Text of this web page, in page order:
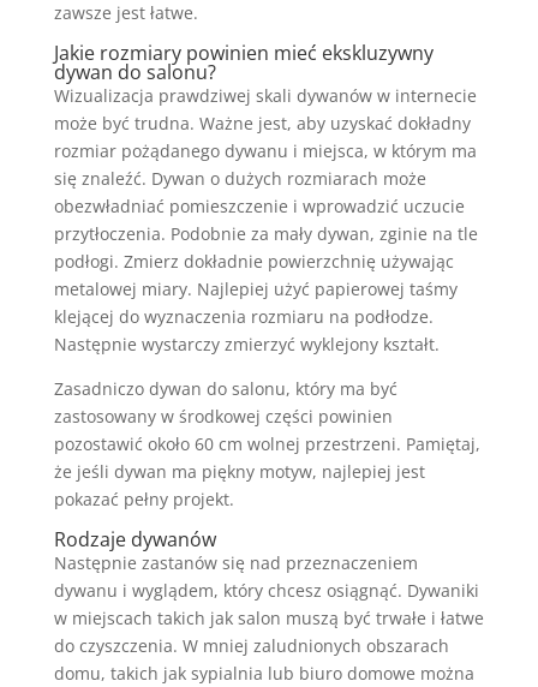
zawsze jest łatwe.
Jakie rozmiary powinien mieć ekskluzywny
dywan do salonu?
Wizualizacja prawdziwej skali dywanów w internecie
może być trudna. Ważne jest, aby uzyskać dokładny
rozmiar pożądanego dywanu i miejsca, w którym ma
się znaleźć. Dywan o dużych rozmiarach może
obezwładniać pomieszczenie i wprowadzić uczucie
przytłoczenia. Podobnie za mały dywan, zginie na tle
podłogi. Zmierz dokładnie powierzchnię używając
metalowej miary. Najlepiej użyć papierowej taśmy
klejącej do wyznaczenia rozmiaru na podłodze.
Następnie wystarczy zmierzyć wyklejony kształt.
Zasadniczo dywan do salonu, który ma być
zastosowany w środkowej części powinien
pozostawić około 60 cm wolnej przestrzeni. Pamiętaj,
że jeśli dywan ma piękny motyw, najlepiej jest
pokazać pełny projekt.
Rodzaje dywanów
Następnie zastanów się nad przeznaczeniem
dywanu i wyglądem, który chcesz osiągnąć. Dywaniki
w miejscach takich jak salon muszą być trwałe i łatwe
do czyszczenia. W mniej zaludnionych obszarach
domu, takich jak sypialnia lub biuro domowe można